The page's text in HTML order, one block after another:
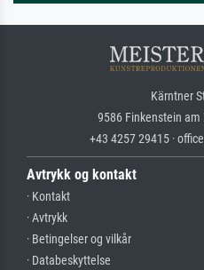
Kärntner
9586 Finkenstein am
+43 4257 29415 ·
Avtrykk og kontakt
· Kontakt
· Avtrykk
· Betingelser og vilkår
· Databeskyttelse